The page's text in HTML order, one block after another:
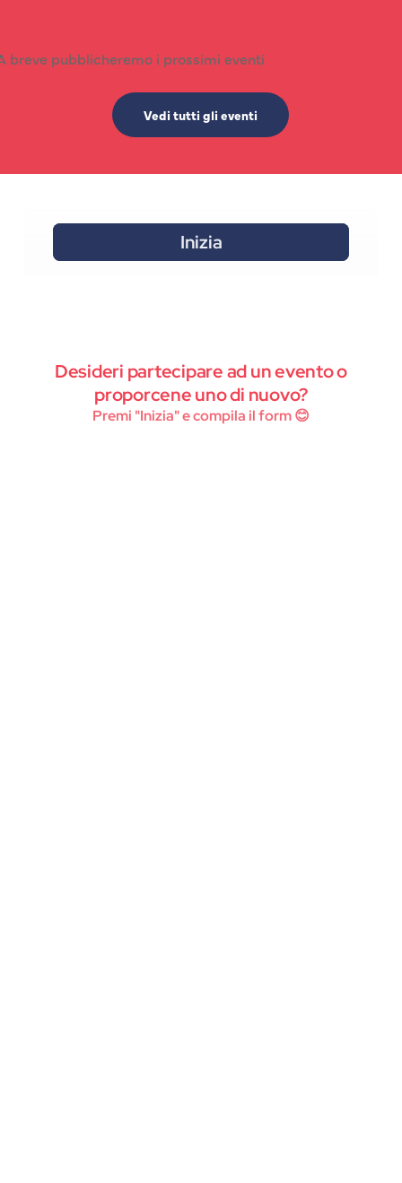
breve pubblicheremo i prossimi eventi
Vedi tutti gli eventi